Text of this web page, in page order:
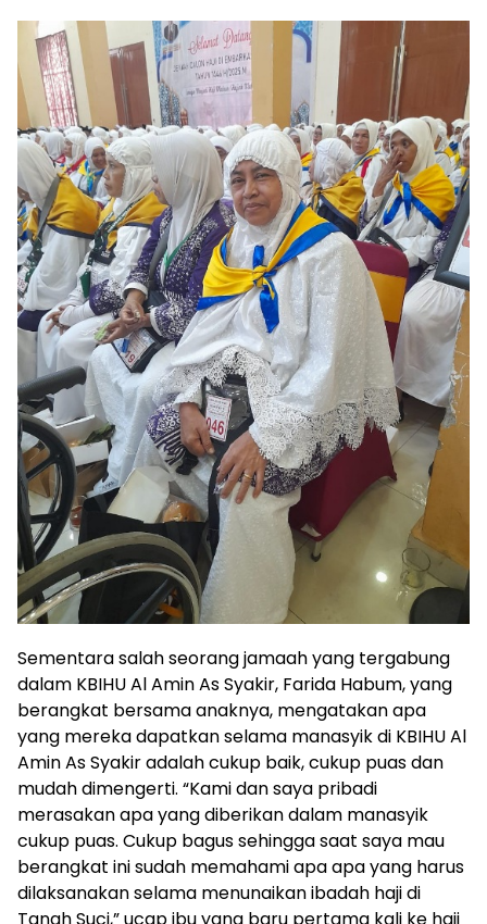
Sementara salah seorang jamaah yang tergabung
dalam KBIHU Al Amin As Syakir, Farida Habum, yang
berangkat bersama anaknya, mengatakan apa
yang mereka dapatkan selama manasyik di KBIHU Al
Amin As Syakir adalah cukup baik, cukup puas dan
mudah dimengerti. “Kami dan saya pribadi
merasakan apa yang diberikan dalam manasyik
cukup puas. Cukup bagus sehingga saat saya mau
berangkat ini sudah memahami apa apa yang harus
dilaksanakan selama menunaikan ibadah haji di